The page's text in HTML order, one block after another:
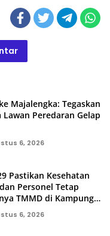
Majalengka: Tegaskan
Peredaran Gelap
6, 2026
Pastikan Kesehatan
Personel Tetap
TMMD di Kampung
6, 2026